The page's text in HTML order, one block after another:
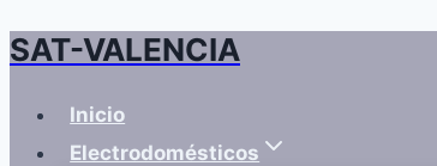
Saltar
contenido
SAT-VALENCIA
Inicio
Electrodomésticos